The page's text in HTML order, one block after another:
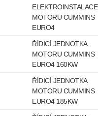
ELEKTROINSTALACE
MOTORU CUMMINS
EURO4
ŘÍDICÍ JEDNOTKA
MOTORU CUMMINS
EURO4 160KW
ŘÍDICÍ JEDNOTKA
MOTORU CUMMINS
EURO4 185KW